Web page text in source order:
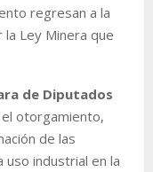
regresan a la
Ley Minera que
de Diputados
otorgamiento,
de las
uso industrial en la